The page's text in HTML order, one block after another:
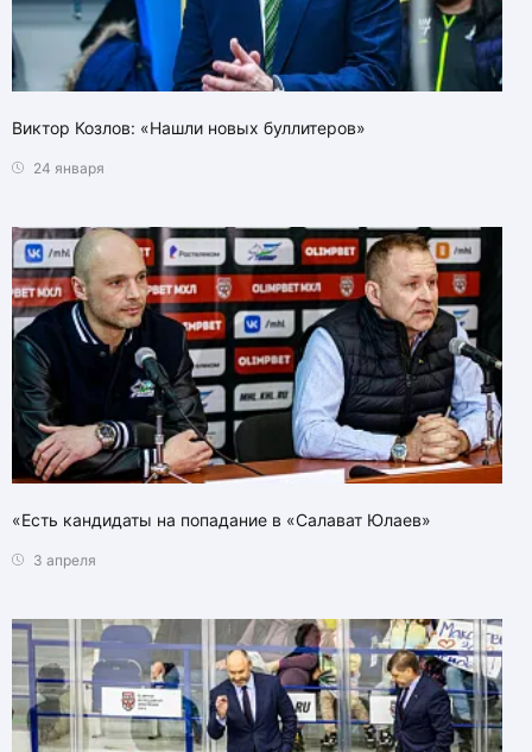
Виктор Козлов: «Нашли новых буллитеров»
24 января
«Есть кандидаты на попадание в «Салават Юлаев»
3 апреля